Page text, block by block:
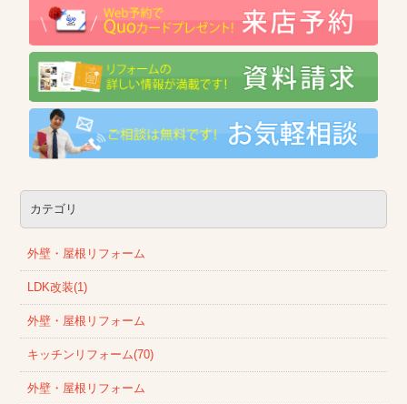
カテゴリ
外壁・屋根リフォーム
LDK改装(1)
外壁・屋根リフォーム
キッチンリフォーム(70)
外壁・屋根リフォーム